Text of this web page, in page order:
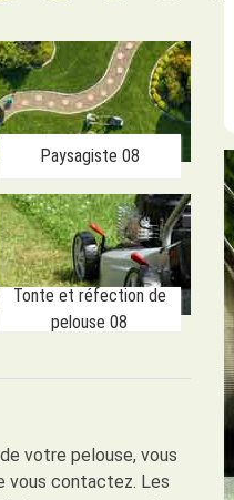
Paysagiste 08
Tonte et réfection de
pelouse 08
votre pelouse, vous
vous contactez. Les